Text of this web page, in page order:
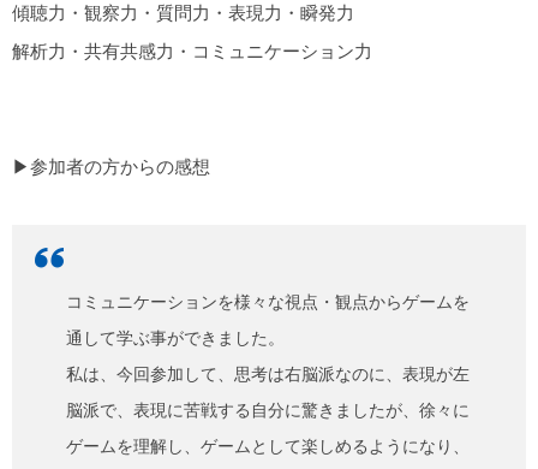
傾聴力・観察力・質問力・表現力・瞬発力
解析力・共有共感力・コミュニケーション力
▶︎参加者の方からの感想
コミュニケーションを様々な視点・観点からゲームを
通して学ぶ事ができました。
私は、今回参加して、思考は右脳派なのに、表現が左
脳派で、表現に苦戦する自分に驚きましたが、徐々に
ゲームを理解し、ゲームとして楽しめるようになり、